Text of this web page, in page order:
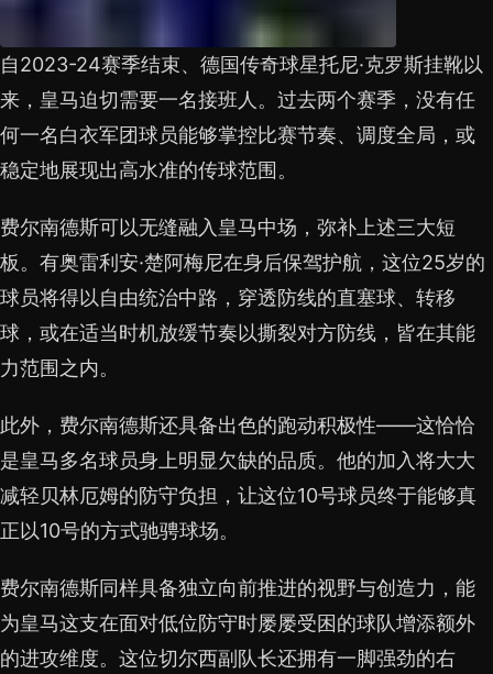
自2023-24赛季结束、德国传奇球星托尼·克罗斯挂靴以
来，皇马迫切需要一名接班人。过去两个赛季，没有任
何一名白衣军团球员能够掌控比赛节奏、调度全局，或
稳定地展现出高水准的传球范围。
费尔南德斯可以无缝融入皇马中场，弥补上述三大短
板。有奥雷利安·楚阿梅尼在身后保驾护航，这位25岁的
球员将得以自由统治中路，穿透防线的直塞球、转移
球，或在适当时机放缓节奏以撕裂对方防线，皆在其能
力范围之内。
此外，费尔南德斯还具备出色的跑动积极性——这恰恰
是皇马多名球员身上明显欠缺的品质。他的加入将大大
减轻贝林厄姆的防守负担，让这位10号球员终于能够真
正以10号的方式驰骋球场。
费尔南德斯同样具备独立向前推进的视野与创造力，能
为皇马这支在面对低位防守时屡屡受困的球队增添额外
的进攻维度。这位切尔西副队长还拥有一脚强劲的右